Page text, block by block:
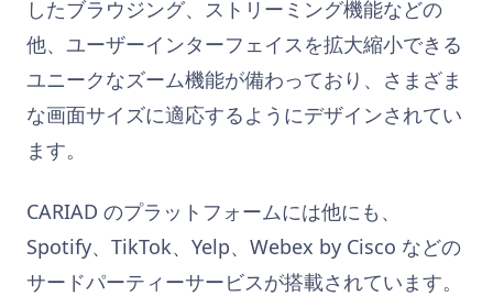
したブラウジング、ストリーミング機能などの
他、ユーザーインターフェイスを拡大縮小できる
ユニークなズーム機能が備わっており、さまざま
な画面サイズに適応するようにデザインされてい
ます。
CARIAD のプラットフォームには他にも、
Spotify、TikTok、Yelp、Webex by Cisco などの
サードパーティーサービスが搭載されています。